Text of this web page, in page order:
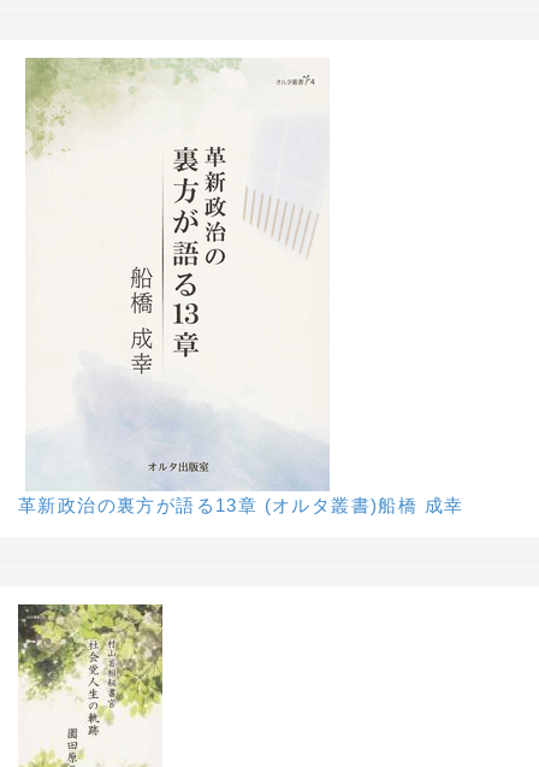
革新政治の裏方が語る13章 (オルタ叢書)船橋 成幸